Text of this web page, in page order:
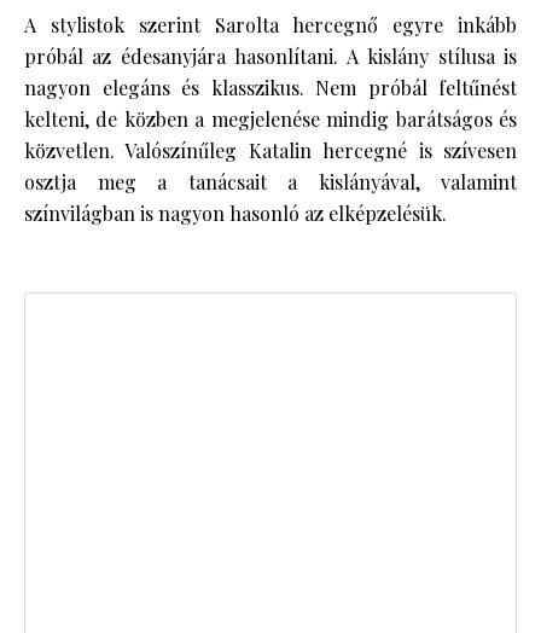
A stylistok szerint Sarolta hercegnő egyre inkább
próbál az édesanyjára hasonlítani. A kislány stílusa is
nagyon elegáns és klasszikus. Nem próbál feltűnést
kelteni, de közben a megjelenése mindig barátságos és
közvetlen. Valószínűleg Katalin hercegné is szívesen
osztja meg a tanácsait a kislányával, valamint
színvilágban is nagyon hasonló az elképzelésük.